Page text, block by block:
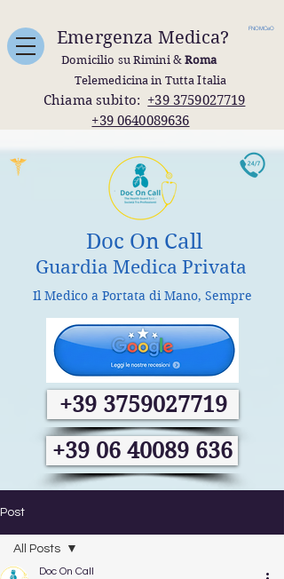
Doc On Call
Guardia Medica Privata
+39 3759027719
Emergenza Medica?
Domicilio su Rimini &Roma
Telemedicina in Tutta Italia
Chiama subito: +39 3759027719
+39 0640089636
FNOMCeO
Il Medico a Portata di Mano, Sempre
+39 06 40089 636
Post
All Posts
Doc On Call